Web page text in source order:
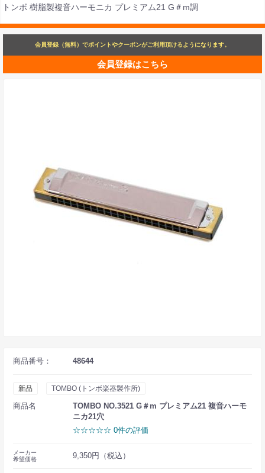
トンボ 樹脂製複音ハーモニカ プレミアム21 G＃m調
会員登録（無料）でポイントやクーポンがご利用頂けるようになります。
会員登録はこちら
商品番号： 48644
新品 TOMBO (トンボ楽器製作所)
商品名
TOMBO NO.3521 G＃m プレミアム21 複音ハーモ
ニカ21穴
☆☆☆☆☆ 0件の評価
メーカー
希望価格
9,350円（税込）